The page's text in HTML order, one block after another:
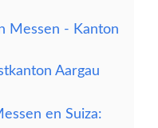
Messen - Kanton
Aargau
en Suiza: